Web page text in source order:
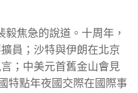
毅焦急的說道。十周年，
員；沙特與伊朗在北京
；中美元首舊金山會見
特點年夜國交際在國際事